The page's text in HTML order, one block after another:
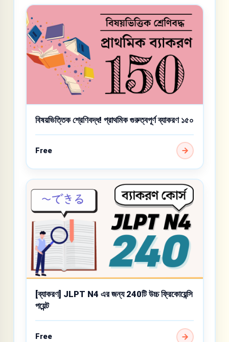
বিষয়ভিত্তিক শ্রেণিবদ্ধ! প্রাথমিক গুরুত্বপূর্ণ ব্যাকরণ ১৫০
Free
[ব্যাকরণ] JLPT N4 এর জন্য 240টি উচ্চ ফ্রিকোয়েন্সি
পয়েন্ট
Free